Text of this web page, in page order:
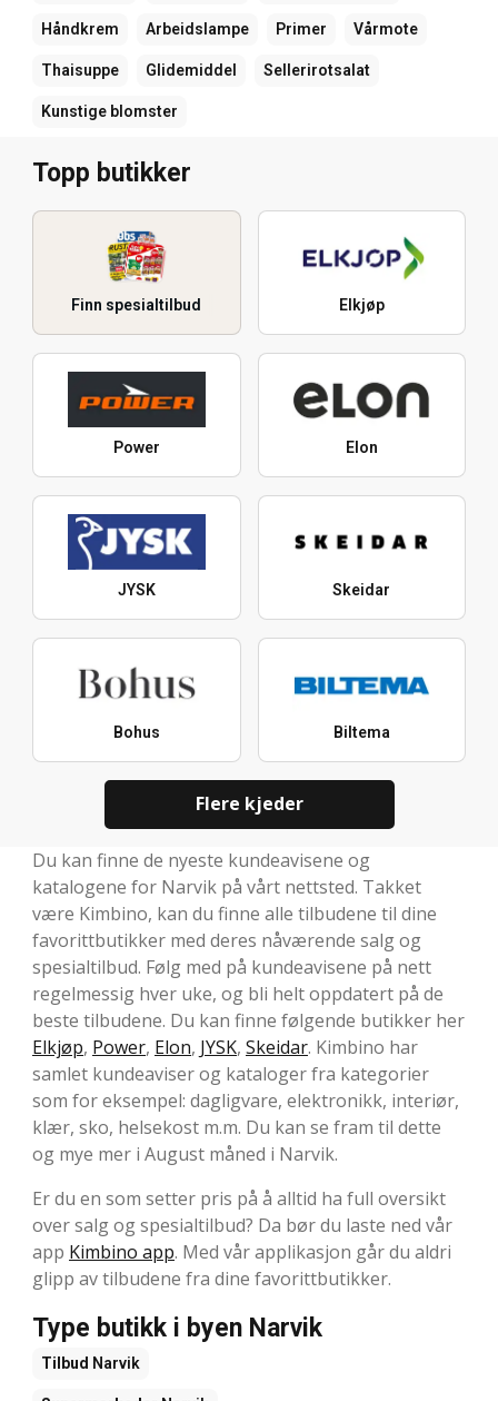
Håndkrem Arbeidslampe Primer Vårmote
Thaisuppe Glidemiddel Sellerirotsalat
Kunstige blomster
Topp butikker
Finn spesialtilbud Elkjøp
Power Elon
JYSK Skeidar
Bohus Biltema
Flere kjeder
Du kan finne de nyeste kundeavisene og
katalogene for Narvik på vårt nettsted. Takket
være Kimbino, kan du finne alle tilbudene til dine
favorittbutikker med deres nåværende salg og
spesialtilbud. Følg med på kundeavisene på nett
regelmessig hver uke, og bli helt oppdatert på de
beste tilbudene. Du kan finne følgende butikker her
Elkjøp, Power, Elon, JYSK, Skeidar. Kimbino har
samlet kundeaviser og kataloger fra kategorier
som for eksempel: dagligvare, elektronikk, interiør,
klær, sko, helsekost m.m. Du kan se fram til dette
og mye mer i August måned i Narvik.
Er du en som setter pris på å alltid ha full oversikt
over salg og spesialtilbud? Da bør du laste ned vår
app Kimbino app. Med vår applikasjon går du aldri
glipp av tilbudene fra dine favorittbutikker.
Type butikk i byen Narvik
Tilbud Narvik